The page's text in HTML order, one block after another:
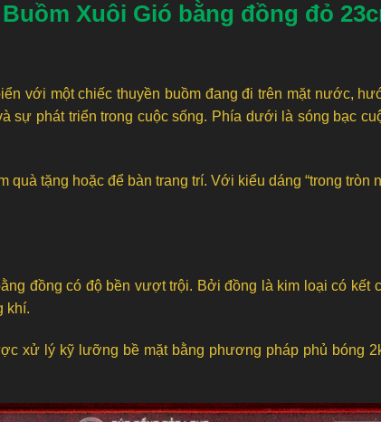
Xuôi Gió bằng đồng đỏ
với một chiếc thuyền buồm đang đi trên mặt nước,
sự phát triển trong cuộc sống. Phía dưới là sóng bạc
tặng hoặc để bàn trang trí. Với kiểu dáng “trong tròn
đồng có độ bền vượt trội. Bởi đồng là kim loại có kết
khí.
xử lý kỹ lưỡng bề mặt bằng phương pháp phủ bóng